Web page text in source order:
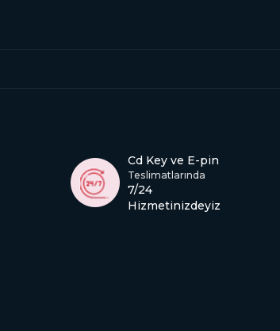
Cd Key ve E-pin
Teslimatlarında
7/24
Hizmetinizdeyiz